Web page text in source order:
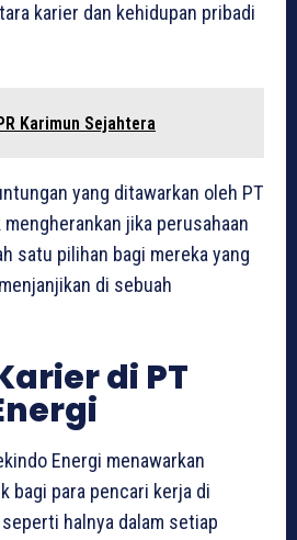
karier dan kehidupan pribadi
Karimun Sejahtera
yang ditawarkan oleh PT
jika perusahaan
satu pilihan bagi mereka yang
di sebuah
di PT
Energi menawarkan
bagi para pencari kerja di
halnya dalam setiap